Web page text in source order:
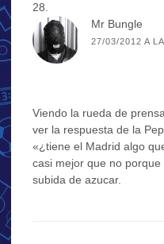
Mr Bungle
27/03/2012 A
Viendo la rueda de
ver la respuesta de la
«¿tiene el Madrid algo
casi mejor que no
subida de azucar.